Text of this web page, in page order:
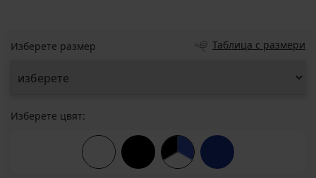
Изберете размер Таблица с размери
Изберете цвят: